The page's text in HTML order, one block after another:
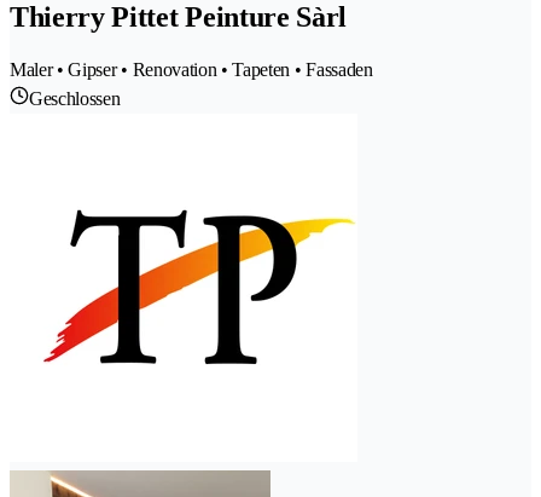
Thierry Pittet Peinture Sàrl
Maler • Gipser • Renovation • Tapeten • Fassaden
Geschlossen